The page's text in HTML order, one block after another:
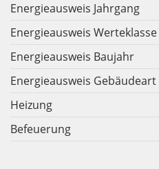
Energieausweis Jahrgang
Energieausweis Werteklasse
Energieausweis Baujahr
Energieausweis Gebäudeart
Heizung
Befeuerung